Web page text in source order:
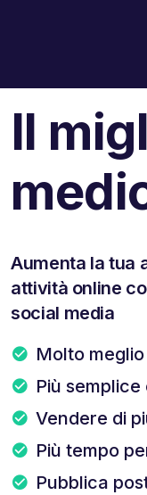
Il
Aumenta la tua
attività online
social media
Molto
Più
Vendere di
Più tempo
Pubblica